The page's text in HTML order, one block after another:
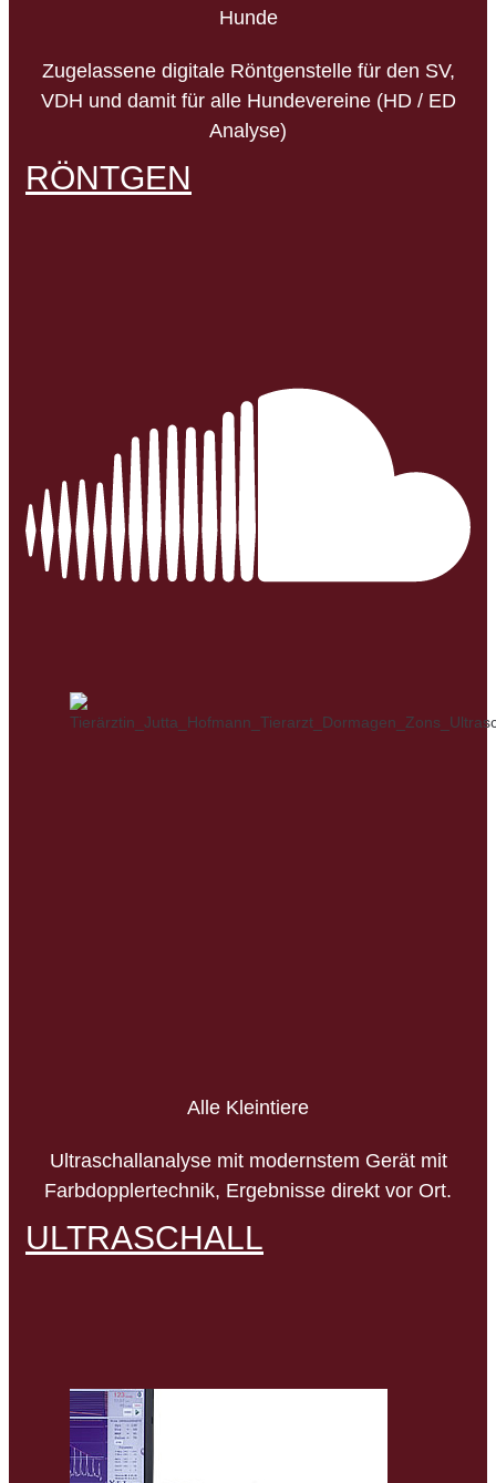
Hunde
Zugelassene digitale Röntgenstelle für den SV,
VDH und damit für alle Hundevereine (HD / ED
Analyse)
RÖNTGEN
Alle Kleintiere
Ultraschallanalyse mit modernstem Gerät mit
Farbdopplertechnik, Ergebnisse direkt vor Ort.
ULTRASCHALL